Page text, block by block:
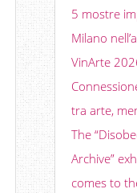
5 mostre
Milano
VinArte
tra arte,
The
Archive”
comes to